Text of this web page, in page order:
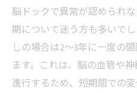
脳ドックで異常が認められ
期について迷う方も多いで
しの場合は2〜3年に一度の
ます。これは、脳の血管や
進行するため、短期間での